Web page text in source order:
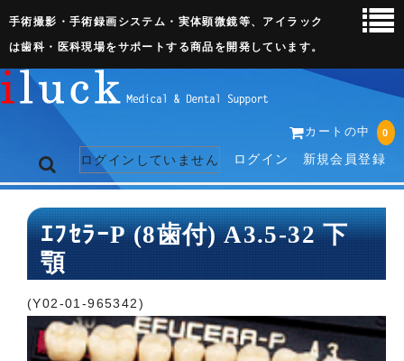
手術撮影・手術録画システム・実体顕微鏡等、アイラック
は歯科・医科現場をサポートする商品を開発しています。
カートの中 0
ログインしていません ログイン 新規会員登録
トップページ
ネット販売ページ
歯科関連機器
術野撮影キット
ｴﾌｾﾗｰP (8歯付) A3.5-32 下
顎
(Y02-01-965342)